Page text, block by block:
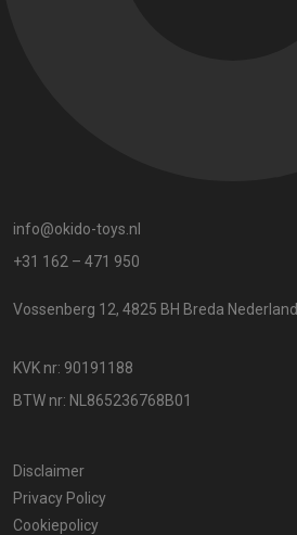
info@okido-toys.nl
+31 162 – 471 950
Vossenberg 12, 4825 BH Breda Nederland
KVK nr: 90191188
BTW nr: NL865236768B01
Disclaimer
Privacy Policy
Cookiepolicy